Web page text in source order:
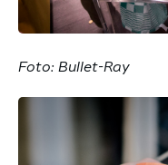
Foto: Bullet-Ray